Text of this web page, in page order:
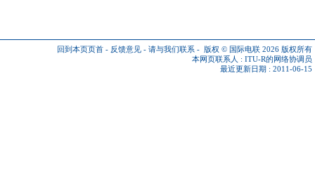
回到本页页首 - 反馈意见 - 请与我们联系 - 版权 © 国际电联 2026 版权所有
本网页联系人 : ITU-R的网络协调员
最近更新日期 : 2011-06-15